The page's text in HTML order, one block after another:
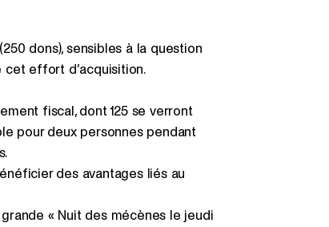
dons), sensibles à la question
cet effort d’acquisition.
fiscal, dont 125 se verront
pour deux personnes pendant
des avantages liés au
« Nuit des mécènes le jeudi